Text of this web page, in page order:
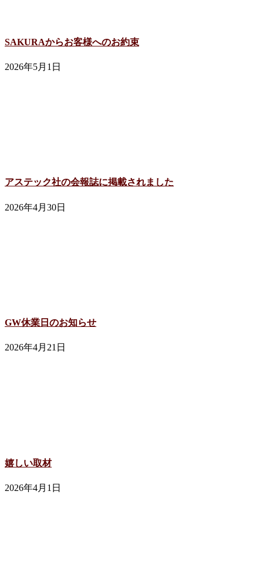
SAKURAからお客様へのお約束
2026年5月1日
アステック社の会報誌に掲載されました
2026年4月30日
GW休業日のお知らせ
2026年4月21日
嬉しい取材
2026年4月1日